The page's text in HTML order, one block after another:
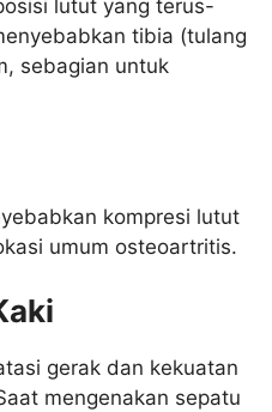
lutut yang terus-
tibia (tulang
sebagian untuk
kompresi lutut
umum osteoartritis.
gerak dan kekuatan
mengenakan sepatu